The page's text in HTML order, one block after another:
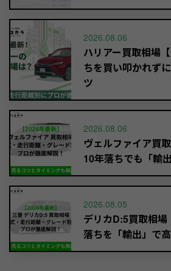
2026.08.06
ハリアー買取相場
ちを買い叩かれず
ツ
2026.08.06
ヴェルファイア買
10年落ちでも「輸
2026.08.05
デリカD:5買取相場
落ちを「輸出」で